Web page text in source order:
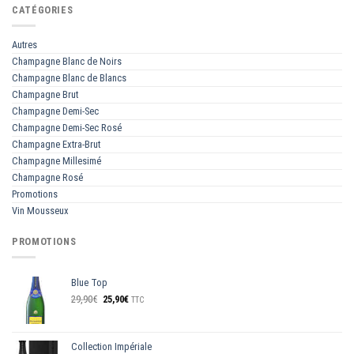
CATÉGORIES
Autres
Champagne Blanc de Noirs
Champagne Blanc de Blancs
Champagne Brut
Champagne Demi-Sec
Champagne Demi-Sec Rosé
Champagne Extra-Brut
Champagne Millesimé
Champagne Rosé
Promotions
Vin Mousseux
PROMOTIONS
Blue Top
29,90€ Le
29,90€.
25,90€Le
25,90€.
TTC
Collection Impériale